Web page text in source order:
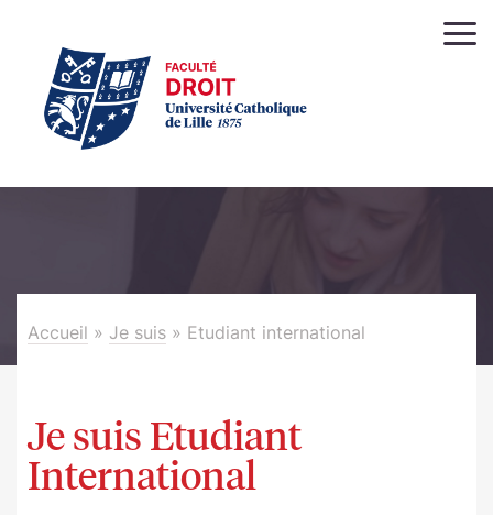
Accueil » Je suis » Etudiant international
Je suis Etudiant
International